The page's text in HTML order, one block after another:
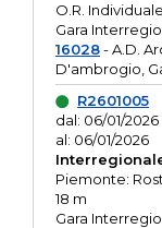
O.R. Individuale
Gara
16028- A.D.
D'ambrogio,
R2601005
dal: 06/01/2026
al: 06/01/2026
Piemonte:
18 m
Gara